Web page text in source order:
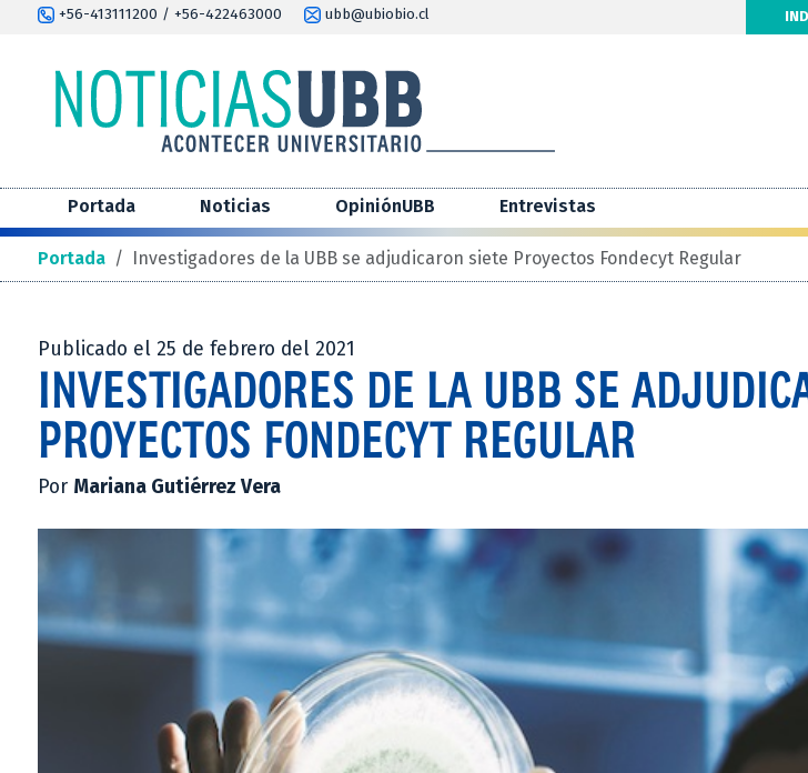
+56-413111200 / +56-422463000 ubb@ubiobio.cl
Portada Noticias OpiniónUBB Entrevistas
Portada / Investigadores de la UBB se adjudicaron siete Proyectos Fondecyt Regular
Publicado el 25 de febrero del 2021
INVESTIGADORES DE LA UBB SE
PROYECTOS FONDECYT REGULAR
Por Mariana Gutiérrez Vera